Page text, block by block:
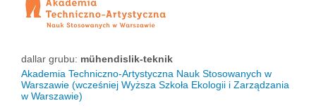
dallar grubu: mühendislik-teknik
Akademia Techniczno-Artystyczna Nauk Stosowanych w
Warszawie (wcześniej Wyższa Szkoła Ekologii i Zarządzania
w Warszawie)